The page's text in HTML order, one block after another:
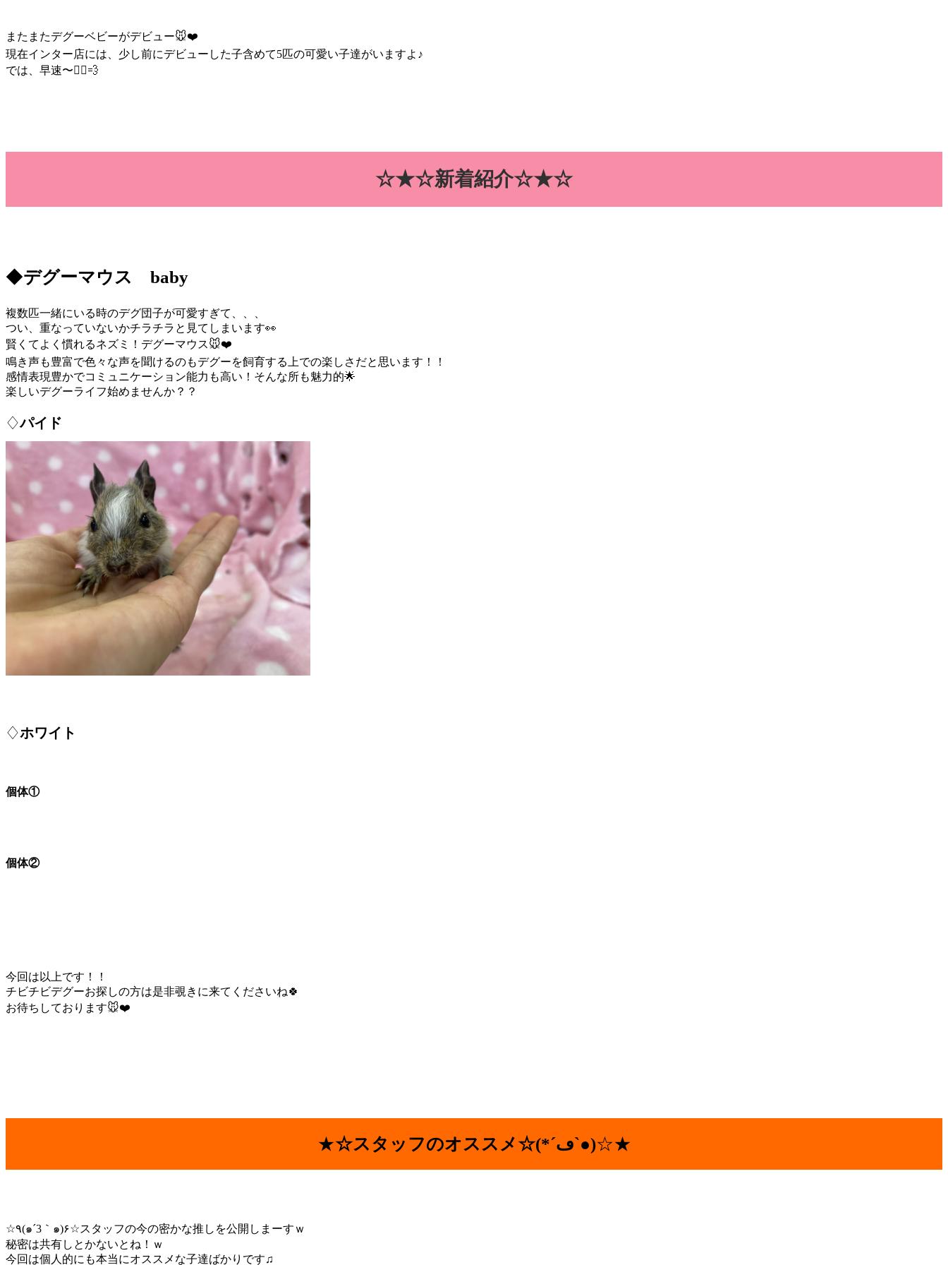
またまたデグーベビーがデビュー🐭❤️
現在インター店には、少し前にデビューした子含めて5匹の可愛い子達がいますよ♪
では、早速〜🏃‍♀️💨
☆★☆新着紹介☆★☆
◆デグーマウス baby
複数匹一緒にいる時のデグ団子が可愛すぎて、、、
つい、重なっていないかチラチラと見てしまいます👀
賢くてよく慣れるネズミ！デグーマウス🐭❤️
鳴き声も豊富で色々な声を聞けるのもデグーを飼育する上での楽しさだと思います！！
感情表現豊かでコミュニケーション能力も高い！そんな所も魅力的🌟
楽しいデグーライフ始めませんか？？
♢パイド
♢ホワイト
個体①
個体②
今回は以上です！！
チビチビデグーお探しの方は是非覗きに来てくださいね🍀
お待ちしております🐭❤️
★ ☆スタッフのオススメ☆(*´ڡ`●)☆★
☆٩(๑´3｀๑)۶☆スタッフの今の密かな推しを公開しまーすｗ
秘密は共有しとかないとね！ｗ
今回は個人的にも本当にオススメな子達ばかりです♫